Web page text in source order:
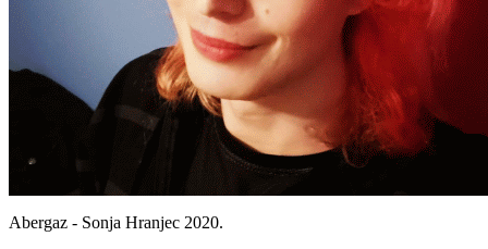
Abergaz - Sonja Hranjec 2020.